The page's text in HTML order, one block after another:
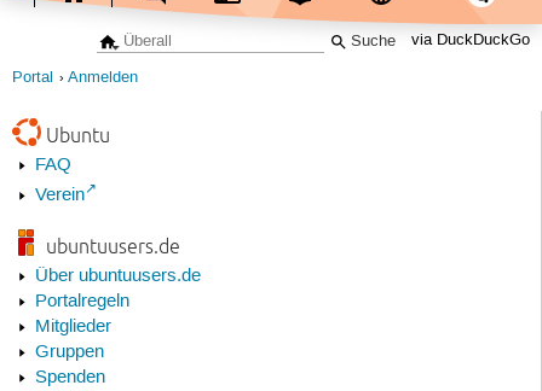
via DuckDuckGo
Portal Anmelden
Ubuntu
FAQ
Verein
ubuntuusers.de
Über ubuntuusers.de
Portalregeln
Mitglieder
Gruppen
Spenden